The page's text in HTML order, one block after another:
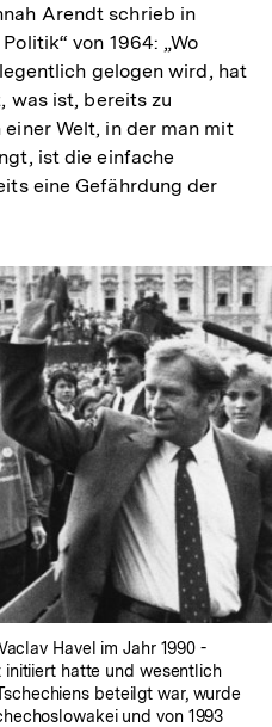
Fußnote
Arendt schrieb in
von 1964: „Wo
gelogen wird, hat
was ist, bereits zu
Welt, in der man mit
ist die einfache
eine Gefährdung der
Havel im Jahr 1990 -
initiiert hatte und wesentlich
beteilgt war, wurde
und von 1993